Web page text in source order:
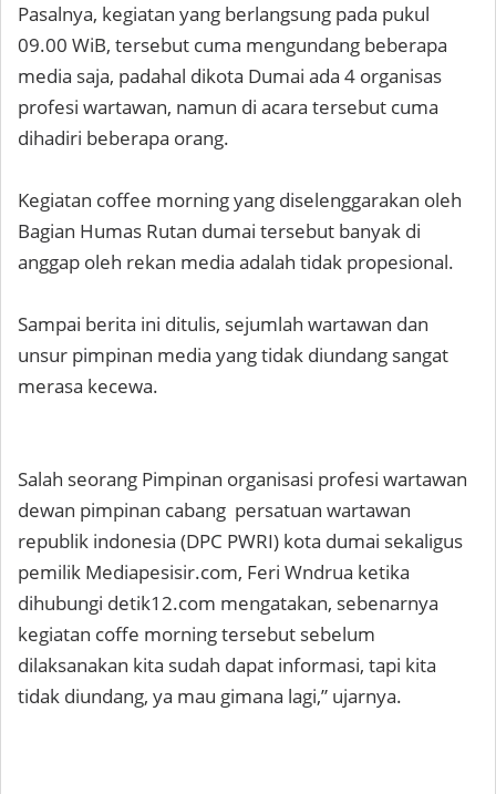
Pasalnya, kegiatan yang berlangsung pada pukul
09.00 WiB, tersebut cuma mengundang beberapa
media saja, padahal dikota Dumai ada 4 organisas
profesi wartawan, namun di acara tersebut cuma
dihadiri beberapa orang.
Kegiatan coffee morning yang diselenggarakan oleh
Bagian Humas Rutan dumai tersebut banyak di
anggap oleh rekan media adalah tidak propesional.
Sampai berita ini ditulis, sejumlah wartawan dan
unsur pimpinan media yang tidak diundang sangat
merasa kecewa.
Salah seorang Pimpinan organisasi profesi wartawan
dewan pimpinan cabang persatuan wartawan
republik indonesia (DPC PWRI) kota dumai sekaligus
pemilik Mediapesisir.com, Feri Wndrua ketika
dihubungi detik12.com mengatakan, sebenarnya
kegiatan coffe morning tersebut sebelum
dilaksanakan kita sudah dapat informasi, tapi kita
tidak diundang, ya mau gimana lagi,” ujarnya.